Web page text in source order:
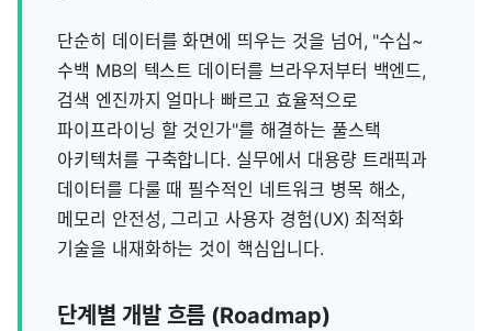
단순히 데이터를 화면에 띄우는 것을 넘어, "수십~
수백 MB의 텍스트 데이터를 브라우저부터 백엔드,
검색 엔진까지 얼마나 빠르고 효율적으로
파이프라이닝 할 것인가"를 해결하는 풀스택
아키텍처를 구축합니다. 실무에서 대용량 트래픽과
데이터를 다룰 때 필수적인 네트워크 병목 해소,
메모리 안전성, 그리고 사용자 경험(UX) 최적화
기술을 내재화하는 것이 핵심입니다.
단계별 개발 흐름 (Roadmap)